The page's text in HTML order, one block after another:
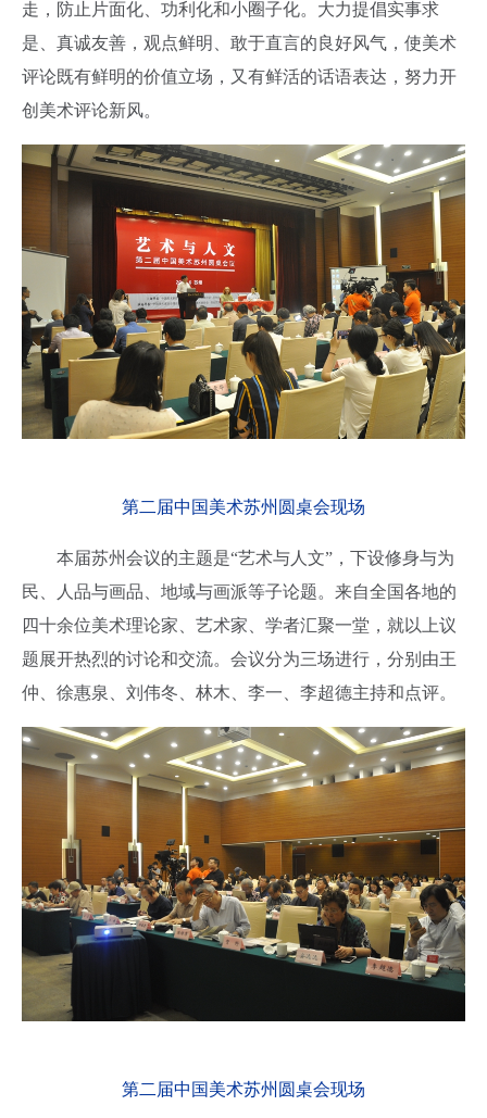
走，防止片面化、功利化和小圈子化。大力提倡实事求
是、真诚友善，观点鲜明、敢于直言的良好风气，使美术
评论既有鲜明的价值立场，又有鲜活的话语表达，努力开
创美术评论新风。
第二届中国美术苏州圆桌会现场
本届苏州会议的主题是“艺术与人文”，下设修身与为
民、人品与画品、地域与画派等子论题。来自全国各地的
四十余位美术理论家、艺术家、学者汇聚一堂，就以上议
题展开热烈的讨论和交流。会议分为三场进行，分别由王
仲、徐惠泉、刘伟冬、林木、李一、李超德主持和点评。
第二届中国美术苏州圆桌会现场